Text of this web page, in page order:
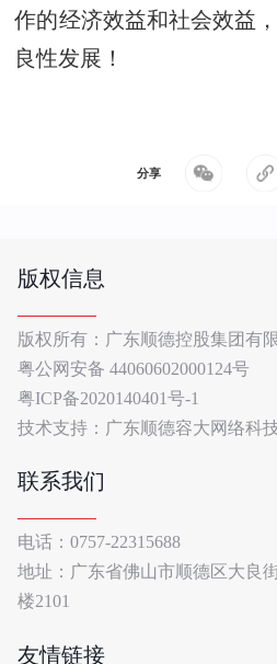
作的经济效益和社会效益
良性发展！
分享
版权信息
版权所有：广东顺德控股集团有
粤公网安备 44060602000124号
粤ICP备2020140401号-1
技术支持：广东顺德容大网络科
联系我们
电话：0757-22315688
地址：广东省佛山市顺德区大良
楼2101
友情链接